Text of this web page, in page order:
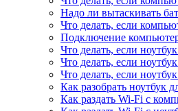
Надо ли вытаскивать
Что делать, если
Подключение
Что делать, если
Что делать, если
Что делать, если
Как разобрать ноутбук
Как раздать Wi-Fi с